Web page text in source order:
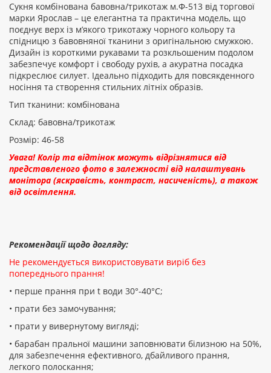
Сукня комбінована бавовна/трикотаж м.Ф-513 від торгової
марки Ярослав – це елегантна та практична модель, що
поєднує верх із м’якого трикотажу чорного кольору та
спідницю з бавовняної тканини з оригінальною смужкою.
Дизайн із короткими рукавами та розкльошеним подолом
забезпечує комфорт і свободу рухів, а акуратна посадка
підкреслює силует. Ідеально підходить для повсякденного
носіння та створення стильних літніх образів.
Тип тканини: комбінована
Склад: бавовна/трикотаж
Розмір: 46-58
Увага! Колір та відтінок можуть відрізнятися від
представленого фото в залежності від налаштувань
монітора (яскравість, контраст, насиченість), а також
від освітлення.
Рекомендації щодо догляду:
Не рекомендується використовувати виріб без
попереднього прання!
• перше прання при t води 30°-40°C;
• прати без замочування;
• прати у вивернутому вигляді;
• барабан пральної машини заповнювати білизною на 50%,
для забезпечення ефективного, дбайливого прання,
легкого полоскання;
Рейтинг:
ПРОДОВЖИТИ